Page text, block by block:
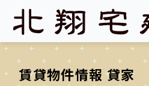
賃貸物件情報 貸家